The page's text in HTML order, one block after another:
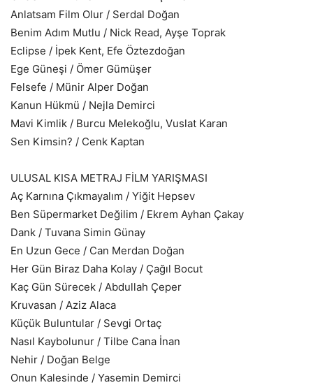
Anlatsam Film Olur / Serdal Doğan
Benim Adım Mutlu / Nick Read, Ayşe Toprak
Eclipse / İpek Kent, Efe Öztezdoğan
Ege Güneşi / Ömer Gümüşer
Felsefe / Münir Alper Doğan
Kanun Hükmü / Nejla Demirci
Mavi Kimlik / Burcu Melekoğlu, Vuslat Karan
Sen Kimsin? / Cenk Kaptan
ULUSAL KISA METRAJ FİLM YARIŞMASI
Aç Karnına Çıkmayalım / Yiğit Hepsev
Ben Süpermarket Değilim / Ekrem Ayhan Çakay
Dank / Tuvana Simin Günay
En Uzun Gece / Can Merdan Doğan
Her Gün Biraz Daha Kolay / Çağıl Bocut
Kaç Gün Sürecek / Abdullah Çeper
Kruvasan / Aziz Alaca
Küçük Buluntular / Sevgi Ortaç
Nasıl Kaybolunur / Tilbe Cana İnan
Nehir / Doğan Belge
Onun Kalesinde / Yasemin Demirci